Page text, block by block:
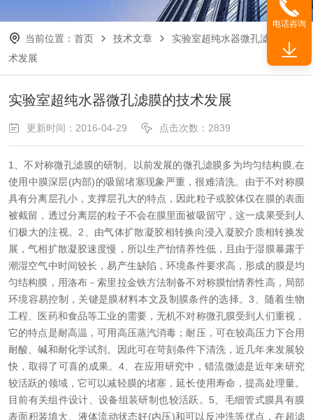
当前位置： 首页 技术文章
实验室超纯水器微孔滤膜的技
术发展
实验室超纯水器微孔滤膜的技术发展
更新时间：2016-04-29 点击次数：2839
1、不对称微孔滤膜的研制。以前发展的微孔滤膜多为均匀结构膜,在
使用中膜深层(内部)的吸留堵塞现象严重，很难清洗。由于不对称膜
具有分离层孔小，支撑层孔大的特点，因此粒子或胶体仅在膜的表面
被截留，透过分离层的粒子不会在膜里面被吸留守，这一成果受到人
们极大的注视。 2、由气体扩散凝胶相转换向浸入凝胶介质相转换发
展，气相扩散凝胶速度慢，所以生产怡情养性低，且由于湿膜暴露于
潮湿空气中时间较长，易产生缺陷，环境条件要求高，形成的膜是均
匀结构膜，用洛布－索里拉金铁方法制备不对称膜怡情养性高，局部
环境容易控制，关键是膜材料本文及制膜条件的选择。3、随着生物
工程、医药和食品等工业的需要，无机不对称微孔膜受到人们重视，
它的特点是耐高温，可用高压蒸汽消毒；耐压，可在较高压力下合用
耐酸、碱和耐化学试剂。因此可在苛刻条件下清洗，近几年来发展较
快，取得了可喜的成果。 4、在应用研究中，错流微滤是近年来研究
较活跃的领域，它可以减轻膜的堵塞，延长使用寿命，提高处理量。
目前有关组件设计、设备组装研制也较活跃。 5、毛细管式膜具有膜
表面积装填大、液体流动状态好(内压)和可以反冲洗等优点，在超滤
电话咨询